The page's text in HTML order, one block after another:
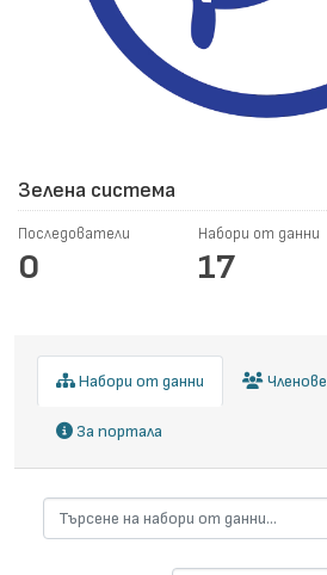
Зелена система
Последователи
0
Набори от данни
17
Набори от данни Членове
За портала